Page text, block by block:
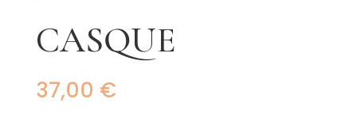
CASQUE
37,00 €